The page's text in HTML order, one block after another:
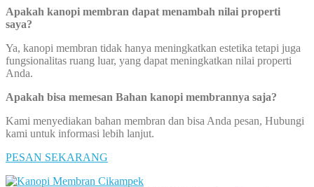
Apakah kanopi membran dapat menambah nilai properti
saya?
Ya, kanopi membran tidak hanya meningkatkan estetika tetapi juga
fungsionalitas ruang luar, yang dapat meningkatkan nilai properti
Anda.
Apakah bisa memesan Bahan kanopi membrannya saja?
Kami menyediakan bahan membran dan bisa Anda pesan, Hubungi
kami untuk informasi lebih lanjut.
PESAN SEKARANG